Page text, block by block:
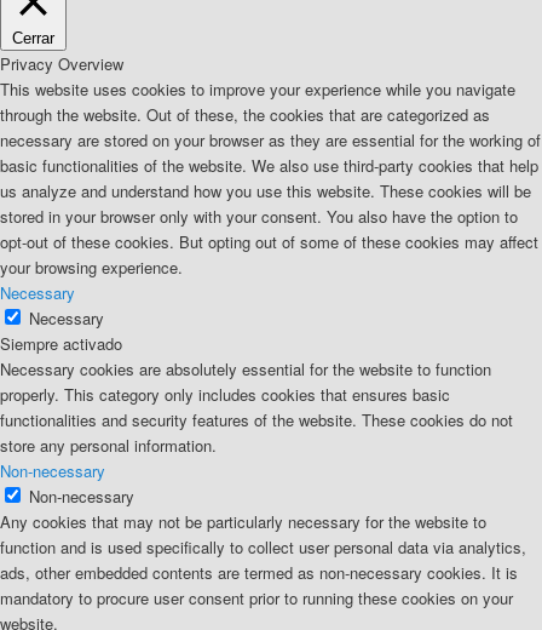
Cerrar
Privacy Overview
This website uses cookies to improve your experience while you navigate
through the website. Out of these, the cookies that are categorized as
necessary are stored on your browser as they are essential for the working of
basic functionalities of the website. We also use third-party cookies that help
us analyze and understand how you use this website. These cookies will be
stored in your browser only with your consent. You also have the option to
opt-out of these cookies. But opting out of some of these cookies may affect
your browsing experience.
Necessary
Necessary
Siempre activado
Necessary cookies are absolutely essential for the website to function
properly. This category only includes cookies that ensures basic
functionalities and security features of the website. These cookies do not
store any personal information.
Non-necessary
Non-necessary
Any cookies that may not be particularly necessary for the website to
function and is used specifically to collect user personal data via analytics,
ads, other embedded contents are termed as non-necessary cookies. It is
mandatory to procure user consent prior to running these cookies on your
website.